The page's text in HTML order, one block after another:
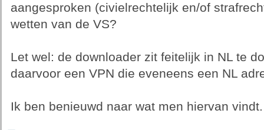
aangesproken (civielrechtelijk en/of
wetten van de VS?
Let wel: de downloader zit feitelijk in NL te
daarvoor een VPN die eveneens een NL
Ik ben benieuwd naar wat men hiervan vindt.